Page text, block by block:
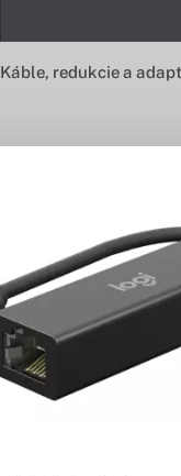
Káble, redukcie a